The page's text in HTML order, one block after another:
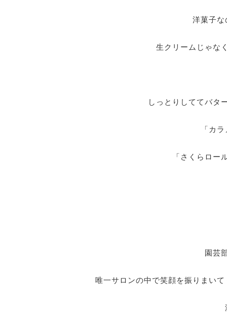
洋菓子な
生クリームじゃな
しっとりしててバタ
「カ
「さくらロー
園芸
唯一サロンの中で笑顔を振りまい